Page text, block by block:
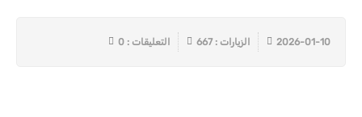
2026-01-10 الزيارات : 667 التعليقات : 0